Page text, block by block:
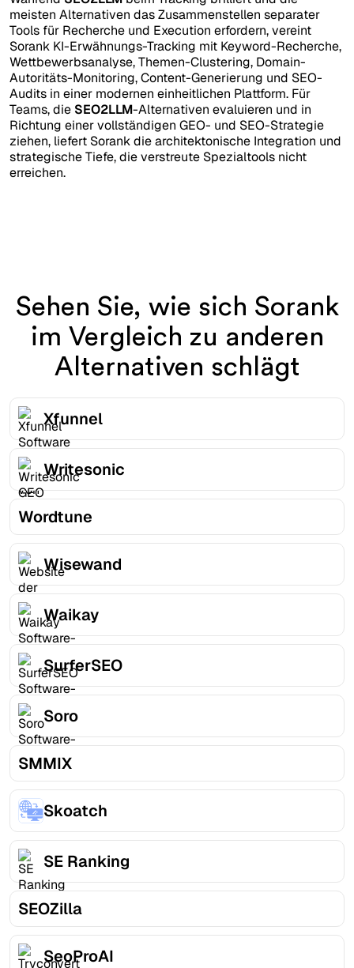
meisten Alternativen das Zusammenstellen separater
Tools für Recherche und Execution erfordern, vereint
Sorank KI-Erwähnungs-Tracking mit Keyword-Recherche,
Wettbewerbsanalyse, Themen-Clustering, Domain-
Autoritäts-Monitoring, Content-Generierung und SEO-
Audits in einer modernen einheitlichen Plattform. Für
Teams, die SEO2LLM-Alternativen evaluieren und in
Richtung einer vollständigen GEO- und SEO-Strategie
ziehen, liefert Sorank die architektonische Integration und
strategische Tiefe, die verstreute Spezialtools nicht
erreichen.
Sehen Sie, wie sich Sorank
im Vergleich zu anderen
Alternativen schlägt
Xfunnel
Writesonic
Wordtune
Wisewand
Waikay
SurferSEO
Soro
SMMIX
Skoatch
SE Ranking
SEOZilla
SeoProAI